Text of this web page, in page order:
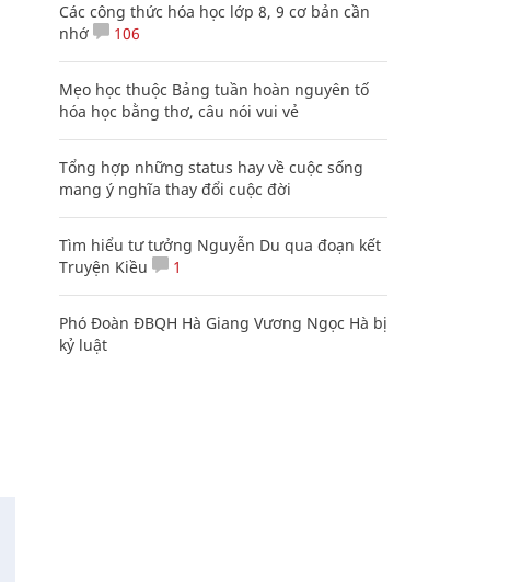
Các công thức hóa học lớp 8, 9 cơ bản cần
nhớ
106
Mẹo học thuộc Bảng tuần hoàn nguyên tố
hóa học bằng thơ, câu nói vui vẻ
Tổng hợp những status hay về cuộc sống
mang ý nghĩa thay đổi cuộc đời
Tìm hiểu tư tưởng Nguyễn Du qua đoạn kết
Truyện Kiều
1
Phó Đoàn ĐBQH Hà Giang Vương Ngọc Hà bị
kỷ luật